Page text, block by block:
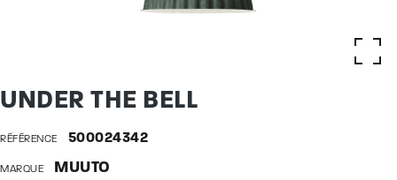
UNDER THE BELL
RÉFÉRENCE 500024342
MARQUE MUUTO